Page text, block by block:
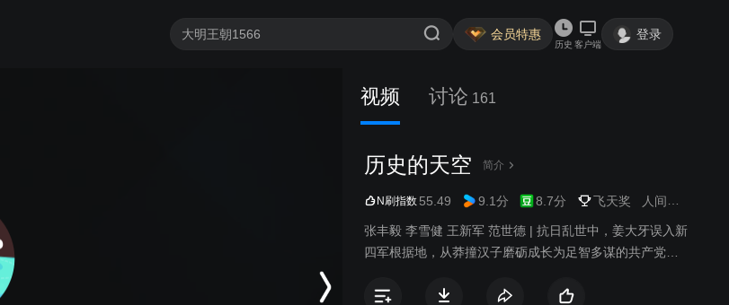
会员特惠
历史 客户端
登录
视频 讨论 161
历史的天空 简介
N刷指数 55.49 9.1分 8.7分 飞天奖 人间宝酷
张丰毅 李雪健 王新军 范世德 | 抗日乱世中，姜大牙误入新
四军根据地，从莽撞汉子磨砺成长为足智多谋的共产党将